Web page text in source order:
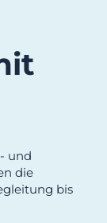
und
die
bis